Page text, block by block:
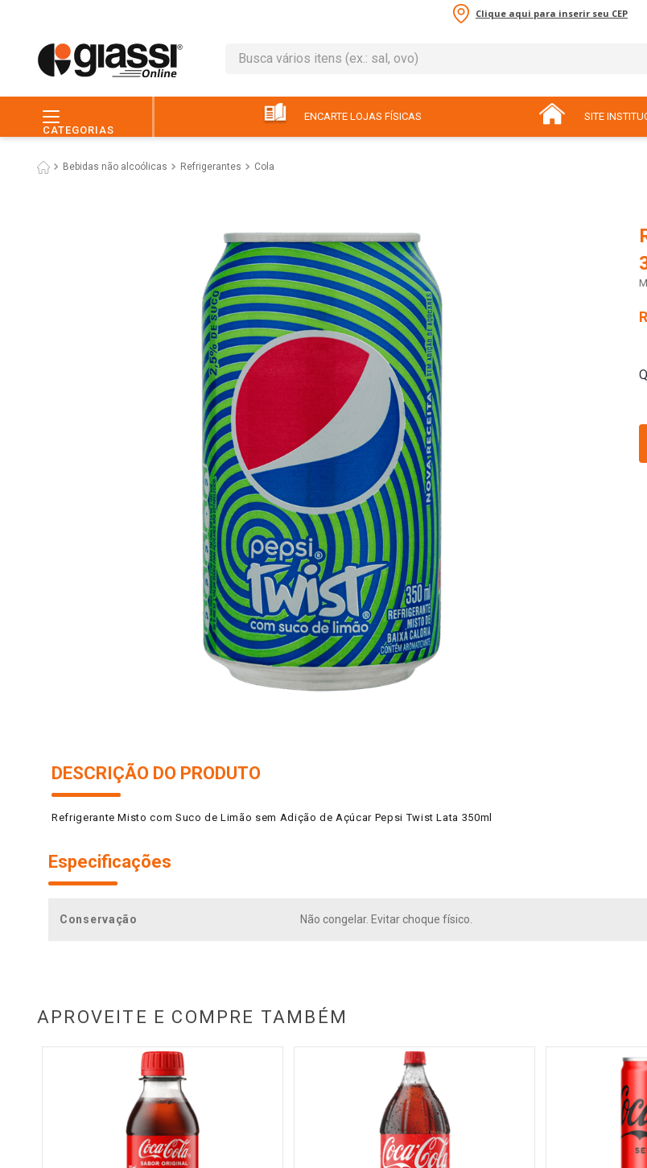
Clique aqui para inserir seu CEP
Busca vários itens (ex.: sal, ovo)
CATEGORIAS
ENCARTE LOJAS FÍSICAS SITE
Bebidas não alcoólicas Refrigerantes Cola
DESCRIÇÃO DO PRODUTO
Refrigerante Misto com Suco de Limão sem Adição de Açúcar Pepsi Twist Lata 350ml
Especificações
Conservação Não congelar. Evitar choque físico.
APROVEITE E COMPRE TAMBÉM
café
3 queijo
6º macarrão
7º arroz
8º pão
9 º ovo
10